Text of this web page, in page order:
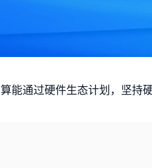
算能通过硬件生态计划，坚持